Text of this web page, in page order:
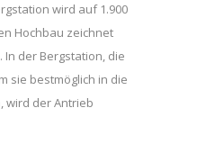
wird auf 1.900
Hochbau zeichnet
der Bergstation, die
sie bestmöglich in die
wird der Antrieb